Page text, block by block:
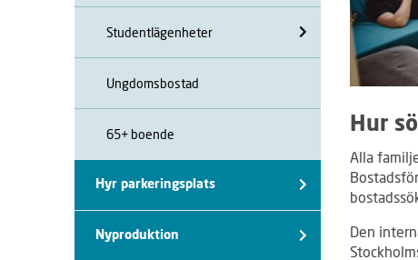
Studentlägenheter
Ungdomsbostad
65+ boende
Hyr parkeringsplats
Nyproduktion
Hur
Alla
Den